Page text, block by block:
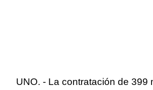
UNO. - La contratación de 399